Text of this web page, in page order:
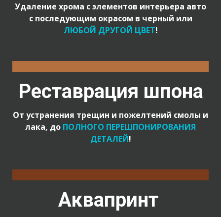
Удаление хрома с элементов интерьера авто
с последующим окрасом в черный или
ЛЮБОЙ ДРУГОЙ ЦВЕТ!
Реставрация шпона
От устранения трещин и пожелтений смолы и
лака, до ПОЛНОГО ПЕРЕШПОНИРОВАНИЯ
ДЕТАЛЕЙ!
Аквапринт